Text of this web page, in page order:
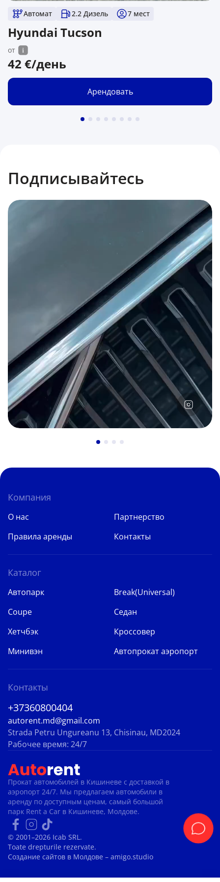
Автомат 2.2 Дизель 7 мест
Hyundai Tucson
от
42 €/день
Арендовать
Подписывайтесь
Прокат автомобилей в Кишиневе с доставкой в ​​
аэропорт 24/7. Мы предлагаем автомобили в
аренду по доступным ценам, самый большой
парк Rent a Car в Кишиневе, Молдове.
© 2001–2026 Icab SRL.
Toate drepturile rezervate.
Создание сайтов в Молдове – amigo.studio
Компания
О нас
Партнерство
Правила аренды
Контакты
Каталог
Автопарк
Break(Universal)
Coupe
Седан
Хетчбэк
Кроссовер
Минивэн
Автопрокат аэропорт
Контакты
+37360800404
autorent.md@gmail.com
Strada Petru Ungureanu 13, Chisinau, MD2024
Рабочее время: 24/7